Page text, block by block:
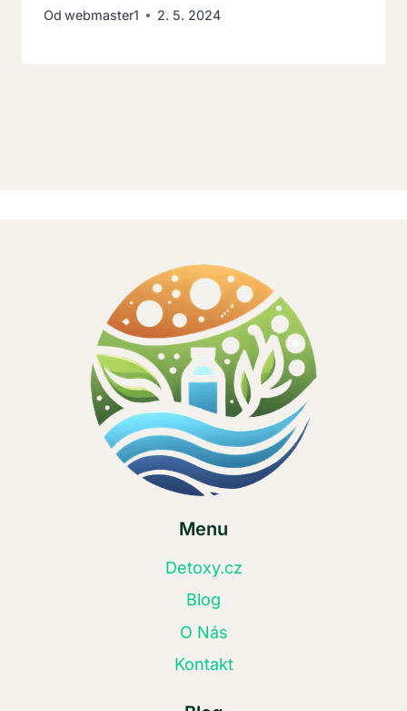
Od webmaster1 2. 5. 2024
Menu
Detoxy.cz
Blog
O Nás
Kontakt